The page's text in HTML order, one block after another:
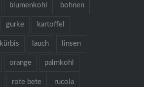
blumenkohl bohnen
gurke kartoffel
kürbis lauch linsen
orange palmkohl
rote bete rucola